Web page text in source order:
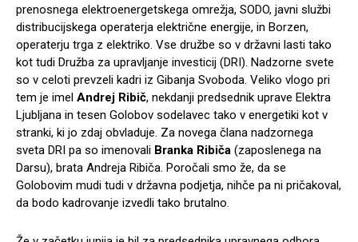
prenosnega elektroenergetskega omrežja, SODO, javni službi
distribucijskega operaterja električne energije, in Borzen,
operaterju trga z elektriko. Vse družbe so v državni lasti tako
kot tudi Družba za upravljanje investicij (DRI). Nadzorne svete
so v celoti prevzeli kadri iz Gibanja Svoboda. Veliko vlogo pri
tem je imel Andrej Ribič, nekdanji predsednik uprave Elektra
Ljubljana in tesen Golobov sodelavec tako v energetiki kot v
stranki, ki jo zdaj obvladuje. Za novega člana nadzornega
sveta DRI pa so imenovali Branka Ribiča (zaposlenega na
Darsu), brata Andreja Ribiča. Poročali smo že, da se
Golobovim mudi tudi v državna podjetja, nihče pa ni pričakoval,
da bodo kadrovanje izvedli tako brutalno.